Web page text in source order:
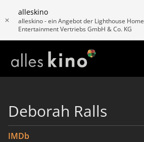
alleskino
alleskino - ein Angebot der Lighthouse Home
Entertainment Vertriebs GmbH & Co. KG
Deborah Ralls
IMDb